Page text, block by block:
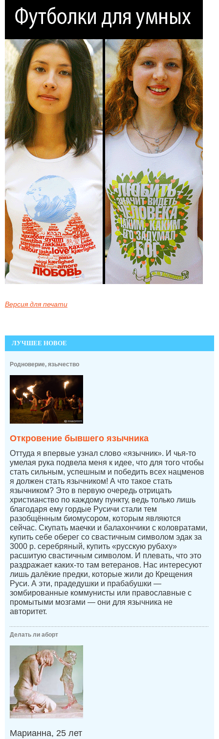
Версия для печати
ЛУЧШЕЕ НОВОЕ
Родноверие, язычество
Откровение бывшего язычника
Оттуда я впервые узнал слово «язычник». И чья-то
умелая рука подвела меня к идее, что для того чтобы
стать сильным, успешным и победить всех нацменов
я должен стать язычником! А что такое стать
язычником? Это в первую очередь отрицать
христианство по каждому пункту, ведь только лишь
благодаря ему гордые Русичи стали тем
разобщённым биомусором, которым являются
сейчас. Скупать маечки и балахончики с коловратами,
купить себе оберег со свастичным символом эдак за
3000 р. серебряный, купить «русскую рубаху»
расшитую свастичным символом. И плевать, что это
раздражает каких-то там ветеранов. Нас интересуют
лишь далёкие предки, которые жили до Крещения
Руси. А эти, прадедушки и прабабушки —
зомбированные коммунисты или православные с
промытыми мозгами — они для язычника не
авторитет.
Делать ли аборт
Марианна, 25 лет